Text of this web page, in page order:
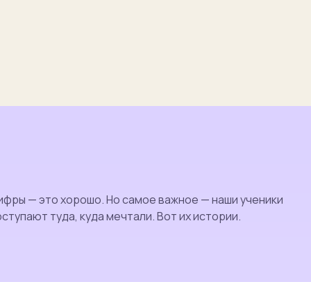
— это хорошо. Но самое важное — наши ученики
туда, куда мечтали. Вот их истории.